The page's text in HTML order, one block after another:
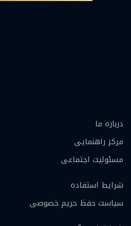
درباره ما
مرکز راهنمایی
مسئولیت اجتماعی
شرایط استفاده
سیاست حفظ حریم خصوصی